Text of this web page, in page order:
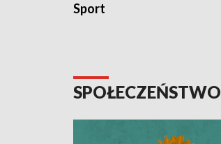
Sport
SPOŁECZEŃSTWO